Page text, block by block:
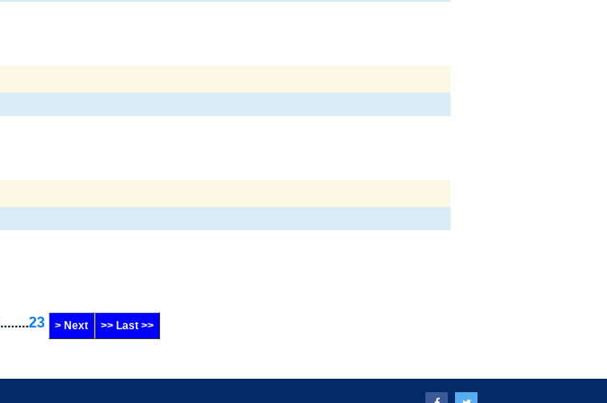
........23 > Next >> Last >>